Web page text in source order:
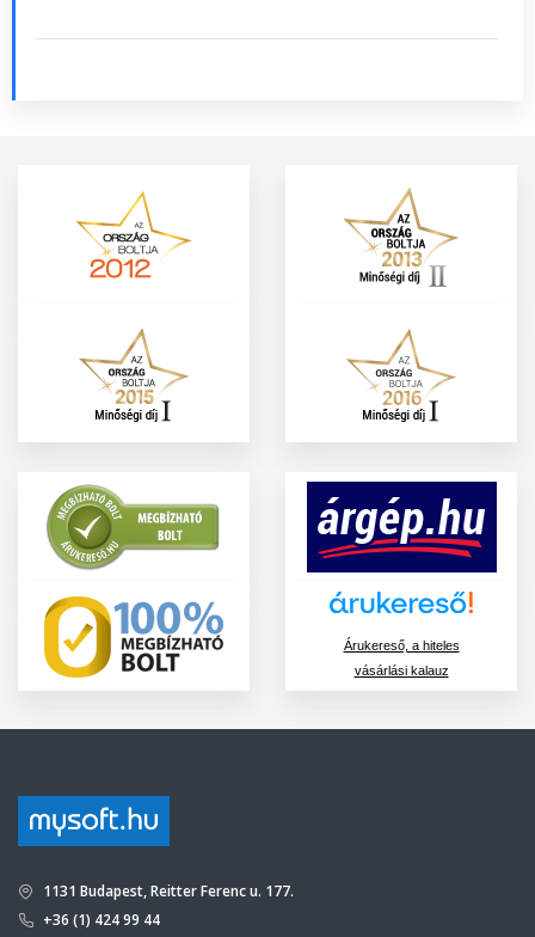
Árukereső, a hiteles
vásárlási kalauz
1131 Budapest, Reitter Ferenc u. 177.
+36 (1) 424 99 44